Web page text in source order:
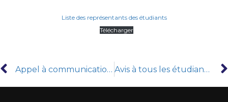
Liste des représentants des étudiants
Télécharger
Appel à communications / Résumés – Colloque international GEORISQUE : »Les risques environnementaux en Méditerranée : du diagnostic à la gestion « Avis à tous les étudiants concernant l’accès aux espaces numériques